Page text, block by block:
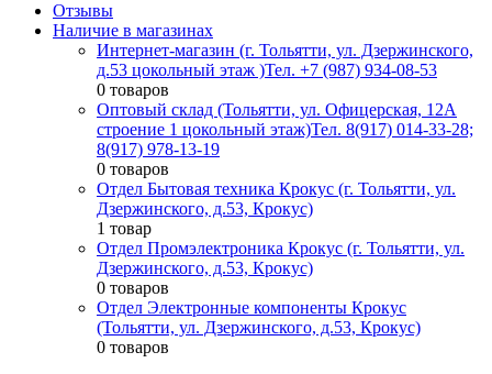
Отзывы
Наличие в магазинах
Интернет-магазин (г. Тольятти, ул. Дзержинского,
д.53 цокольный этаж )Тел. +7 (987) 934-08-53
0 товаров
Оптовый склад (Тольятти, ул. Офицерская, 12А
строение 1 цокольный этаж)Тел. 8(917) 014-33-28;
8(917) 978-13-19
0 товаров
Отдел Бытовая техника Крокус (г. Тольятти, ул.
Дзержинского, д.53, Крокус)
1 товар
Отдел Промэлектроника Крокус (г. Тольятти, ул.
Дзержинского, д.53, Крокус)
0 товаров
Отдел Электронные компоненты Крокус
(Тольятти, ул. Дзержинского, д.53, Крокус)
0 товаров